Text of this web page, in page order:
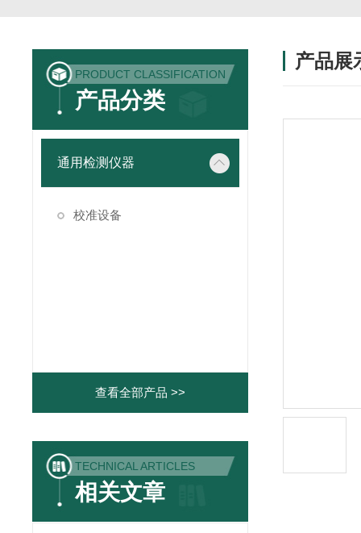
PRODUCT CLASSIFICATION
产品分类
通用检测仪器
校准设备
查看全部产品 >>
TECHNICAL ARTICLES
相关文章
产品展